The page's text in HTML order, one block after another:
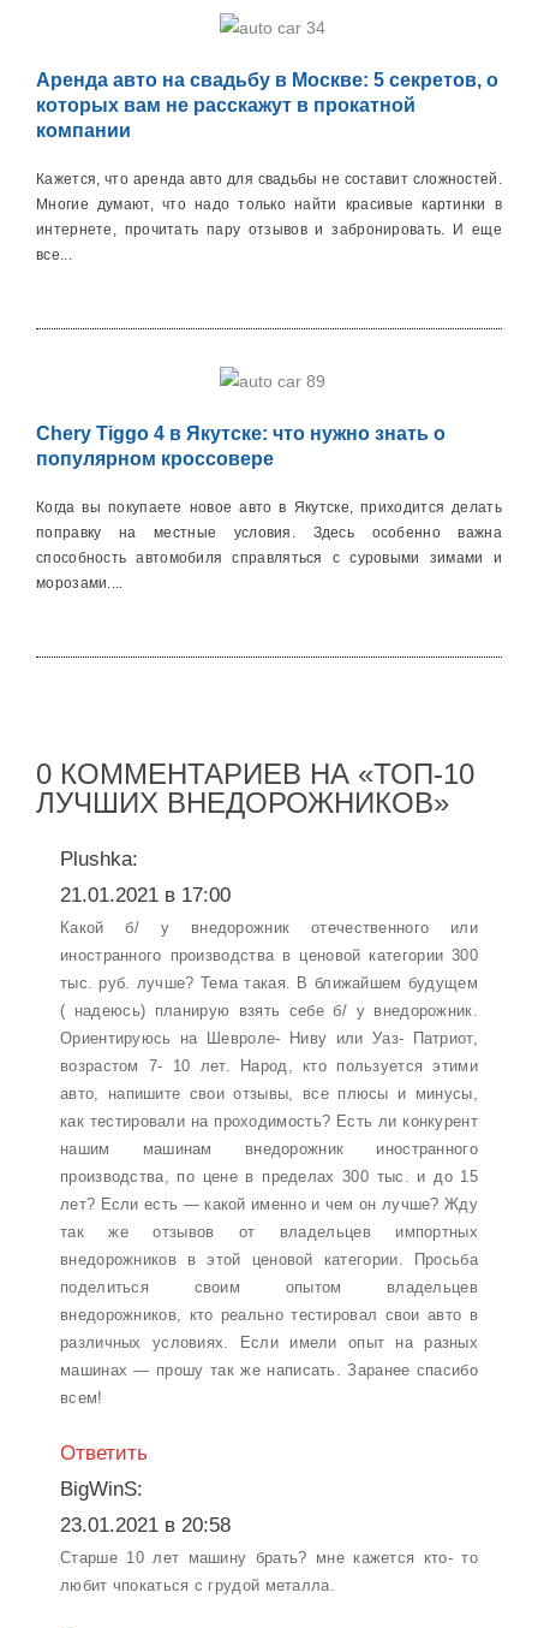
Аренда авто на свадьбу в Москве: 5 секретов, о
которых вам не расскажут в прокатной
компании
Кажется, что аренда авто для свадьбы не составит сложностей.
Многие думают, что надо только найти красивые картинки в
интернете, прочитать пару отзывов и забронировать. И еще
все...
Chery Tiggo 4 в Якутске: что нужно знать о
популярном кроссовере
Когда вы покупаете новое авто в Якутске, приходится делать
поправку на местные условия. Здесь особенно важна
способность автомобиля справляться с суровыми зимами и
морозами....
0 КОММЕНТАРИЕВ НА «ТОП-10
ЛУЧШИХ ВНЕДОРОЖНИКОВ»
Plushka:
21.01.2021 в 17:00
Какой б/ у внедорожник отечественного или
иностранного производства в ценовой категории 300
тыс. руб. лучше? Тема такая. В ближайшем будущем
( надеюсь) планирую взять себе б/ у внедорожник.
Ориентируюсь на Шевроле- Ниву или Уаз- Патриот,
возрастом 7- 10 лет. Народ, кто пользуется этими
авто, напишите свои отзывы, все плюсы и минусы,
как тестировали на проходимость? Есть ли конкурент
нашим машинам внедорожник иностранного
производства, по цене в пределах 300 тыс. и до 15
лет? Если есть — какой именно и чем он лучше? Жду
так же отзывов от владельцев импортных
внедорожников в этой ценовой категории. Просьба
поделиться своим опытом владельцев
внедорожников, кто реально тестировал свои авто в
различных условиях. Если имели опыт на разных
машинах — прошу так же написать. Заранее спасибо
всем!
Ответить
BigWinS:
23.01.2021 в 20:58
Старше 10 лет машину брать? мне кажется кто- то
любит чпокаться с грудой металла.